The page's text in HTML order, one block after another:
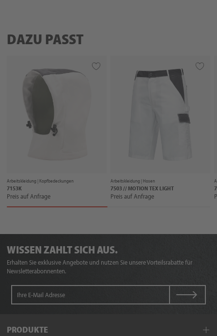
DAZU PASST
Arbeitskleidung | Kopfbedeckungen
7153K
Preis auf Anfrage
Arbeitskleidung | Hosen
7503 // MOTION TEX LIGHT
Preis auf Anfrage
WISSEN ZAHLT SICH AUS.
Erhalten Sie exklusive Angebote und nutzen Sie unsere Vorteilsrabatte für
Newsletterabonnenten.
PRODUKTE